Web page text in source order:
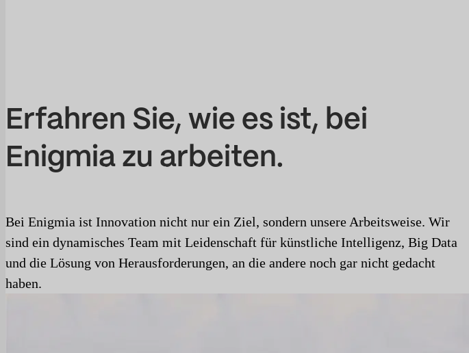
Erfahren Sie, wie es ist, bei
Enigmia zu arbeiten.
Bei Enigmia ist Innovation nicht nur ein Ziel, sondern unsere Arbeitsweise. Wir
sind ein dynamisches Team mit Leidenschaft für künstliche Intelligenz, Big Data
und die Lösung von Herausforderungen, an die andere noch gar nicht gedacht
haben.